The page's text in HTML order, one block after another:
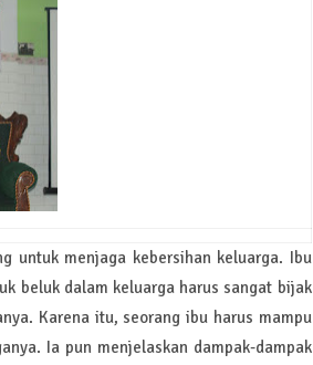
untuk menjaga kebersihan keluarga. Ibu
beluk dalam keluarga harus sangat bijak
Karena itu, seorang ibu harus mampu
Ia pun menjelaskan dampak-dampak